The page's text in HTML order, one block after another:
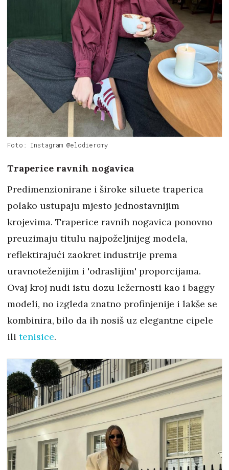
Foto: Instagram @elodieromy
Traperice ravnih nogavica
Predimenzionirane i široke siluete traperica
polako ustupaju mjesto jednostavnijim
krojevima. Traperice ravnih nogavica ponovno
preuzimaju titulu najpoželjnijeg modela,
reflektirajući zaokret industrije prema
uravnoteženijim i 'odraslijim' proporcijama.
Ovaj kroj nudi istu dozu ležernosti kao i baggy
modeli, no izgleda znatno profinjenije i lakše se
kombinira, bilo da ih nosiš uz elegantne cipele
ili tenisice.